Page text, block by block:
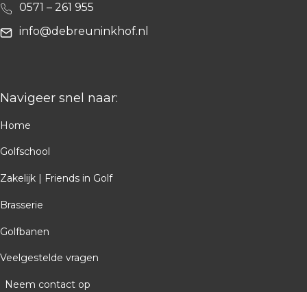
0571 – 261 955
info@debreuninkhof.nl
Navigeer snel naar:
Home
Golfschool
Zakelijk | Friends in Golf
Brasserie
Golfbanen
Veelgestelde vragen
Neem contact op